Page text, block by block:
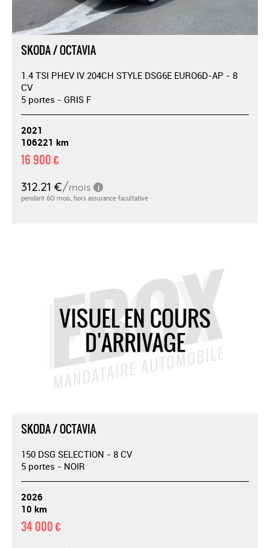
SKODA / OCTAVIA
1.4 TSI PHEV IV 204CH STYLE DSG6E EURO6D-AP - 8
CV
5 portes - GRIS F
2021
106221 km
16 900 €
SKODA / OCTAVIA
150 DSG SELECTION - 8 CV
5 portes - NOIR
2026
10 km
34 000 €